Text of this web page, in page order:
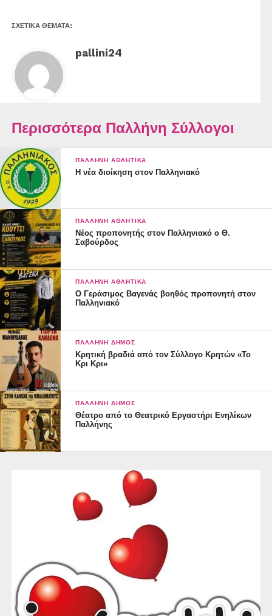
ΣΧΕΤΙΚΆ ΘΈΜΑΤΑ:
pallini24
Περισσότερα Παλλήνη Σύλλογοι
ΠΑΛΛΉΝΗ ΑΘΛΗΤΙΚΆ
Η νέα διοίκηση στον Παλληνιακό
ΠΑΛΛΉΝΗ ΑΘΛΗΤΙΚΆ
Νέος προπονητής στον Παλληνιακό ο Θ.
Σαβούρδος
ΠΑΛΛΉΝΗ ΑΘΛΗΤΙΚΆ
Ο Γεράσιμος Βαγενάς βοηθός προπονητή στον
Παλληνιακό
ΠΑΛΛΉΝΗ ΔΉΜΟΣ
Κρητική βραδιά από τον Σύλλογο Κρητών «Το
Κρι Κρι»
ΠΑΛΛΉΝΗ ΔΉΜΟΣ
Θέατρο από το Θεατρικό Εργαστήρι Ενηλίκων
Παλλήνης